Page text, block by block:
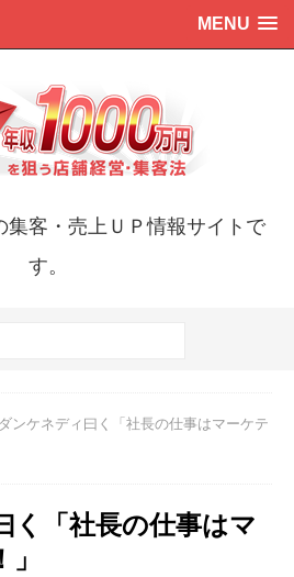
MENU
集客・売上ＵＰ情報サイトで
す。
ダンケネディ曰く「社長の仕事はマーケテ
く「社長の仕事はマ